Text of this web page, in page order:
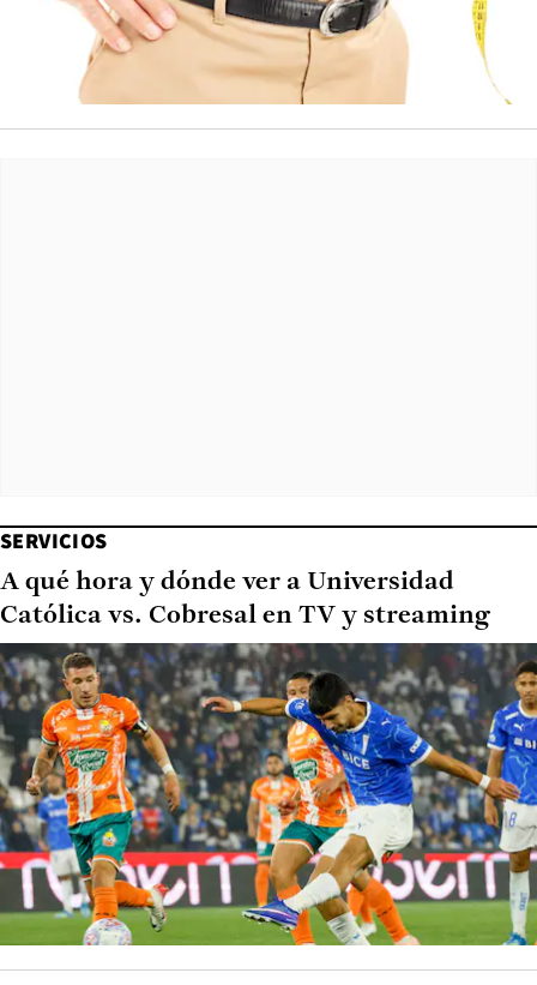
SERVICIOS
A qué hora y dónde ver a Universidad
Católica vs. Cobresal en TV y streaming